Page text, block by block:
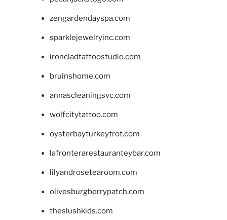
zengardendayspa.com
sparklejewelryinc.com
ironcladtattoostudio.com
bruinshome.com
annascleaningsvc.com
wolfcitytattoo.com
oysterbayturkeytrot.com
lafronterarestauranteybar.com
lilyandrosetearoom.com
olivesburgberrypatch.com
theslushkids.com